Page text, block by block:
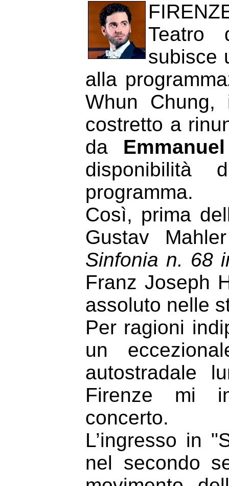
Teatro
subisce
alla
Whun Chung,
costretto a
da
disponibilità
programma.
Così, prima
Gustav
Sinfonia n. 68
Franz Joseph
assoluto nelle
Per ragioni
un
autostradale
Firenze mi
concerto.
L’ingresso in
nel secondo